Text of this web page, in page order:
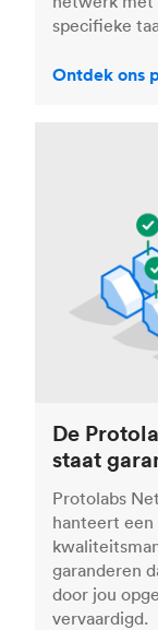
specifieke
Ontdek ons
De
staat
Protolabs
hanteert een
garanderen
door jou
vervaardigd.